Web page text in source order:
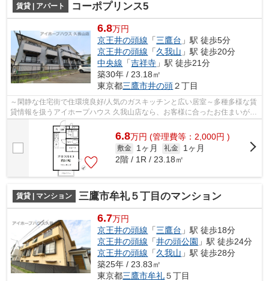
賃貸 | アパート コーポプリンス5
6.8万円
京王井の頭線 「三鷹台 」駅 徒歩5分
京王井の頭線 「久我山 」駅 徒歩20分
中央線 「吉祥寺 」駅 徒歩21分
築30年 / 23.18㎡
東京都三鷹市井の頭２丁目
～閑静な住宅街で住環境良好/人気のガスキッチンと広い居室～多種多様な賃
貸情報を扱うアイホープハウス 久我山店なら、お客様に合ったお住まいがき
っと見つかります。お電話03-5941-5...
6.8万円 (管理費等：2,000円 )
敷金 1ヶ月 礼金
1ヶ月
2階 / 1R / 23.18㎡
賃貸 | マンション 三鷹市牟礼５丁目のマンション
6.7万円
京王井の頭線 「三鷹台 」駅 徒歩18分
京王井の頭線 「井の頭公園 」駅 徒歩24分
京王井の頭線 「久我山 」駅 徒歩28分
築25年 / 23.83㎡
東京都三鷹市牟礼５丁目